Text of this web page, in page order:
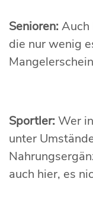
Senioren: Auch
die nur wenig
Sportler: Wer
unter
auch hier, es